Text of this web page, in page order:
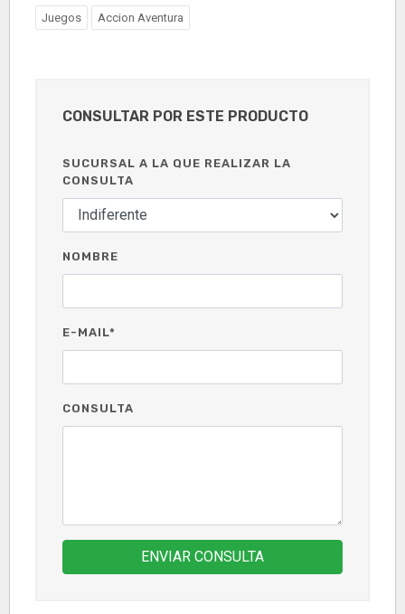
Juegos Accion Aventura
CONSULTAR POR ESTE PRODUCTO
SUCURSAL A LA QUE REALIZAR LA
CONSULTA
NOMBRE
E-MAIL*
CONSULTA
ENVIAR CONSULTA